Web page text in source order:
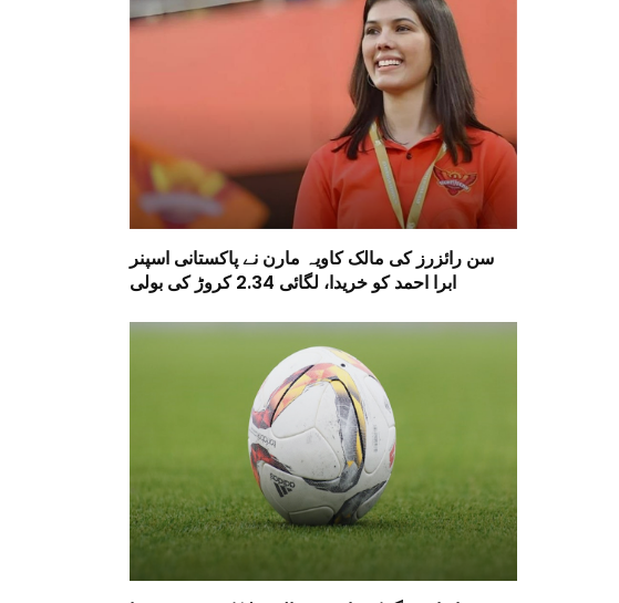
سن رائزرز کی مالک کاویہ مارن نے پاکستانی اسپنر
ابرا احمد کو خریدا، لگائی 2.34 کروڑ کی بولی